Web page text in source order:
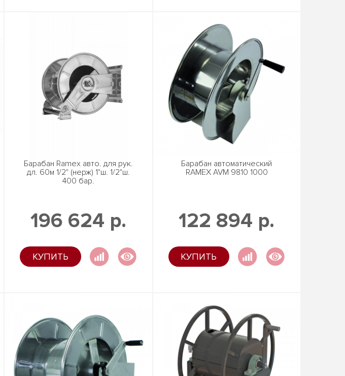
Барабан Ramex авто. для рук.
дл. 60м 1/2" (нерж) 1"ш. 1/2"ш.
400 бар.
196 624 р.
КУПИТЬ
Барабан автоматический
RAMEX AVM 9810 1000
122 894 р.
КУПИТЬ